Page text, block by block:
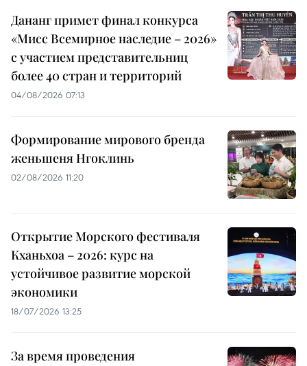
Дананг примет финал конкурса
«Мисс Всемирное наследие – 2026»
с участием представительниц
более 40 стран и территорий
04/08/2026 07:13
Формирование мирового бренда
женьшеня Нгоклинь
02/08/2026 11:20
Открытие Морского фестиваля
Кханьхоа – 2026: курс на
устойчивое развитие морской
экономики
18/07/2026 13:25
За время проведения